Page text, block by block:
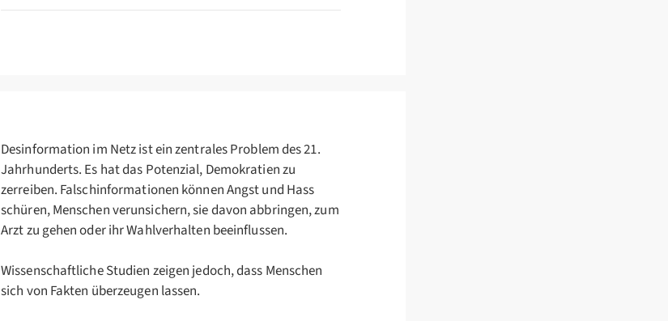
Desinformation im Netz ist ein zentrales Problem des 21.
Jahrhunderts. Es hat das Potenzial, Demokratien zu
zerreiben. Falschinformationen können Angst und Hass
schüren, Menschen verunsichern, sie davon abbringen, zum
Arzt zu gehen oder ihr Wahlverhalten beeinflussen.
Wissenschaftliche Studien zeigen jedoch, dass Menschen
sich von Fakten überzeugen lassen.